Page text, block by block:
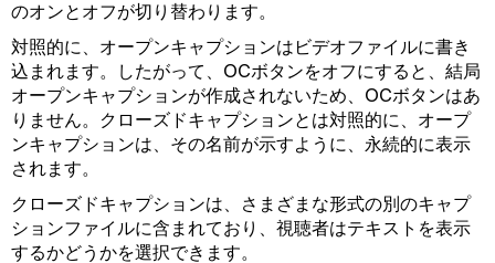
のオンとオフが切り替わります。
対照的に、オープンキャプションはビデオファイルに書き
込まれます。したがって、OCボタンをオフにすると、結局
オープンキャプションが作成されないため、OCボタンはあ
りません。クローズドキャプションとは対照的に、オープ
ンキャプションは、その名前が示すように、永続的に表示
されます。
クローズドキャプションは、さまざまな形式の別のキャプ
ションファイルに含まれており、視聴者はテキストを表示
するかどうかを選択できます。